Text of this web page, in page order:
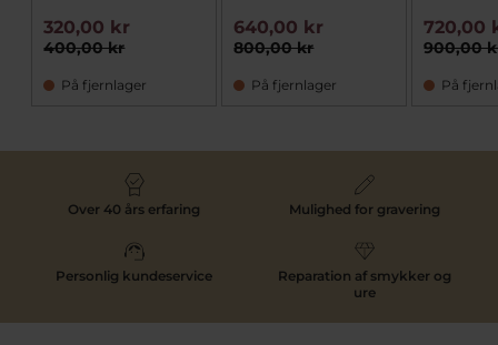
400,00 kr
320,00 kr
På fjernlager
800,00 kr
640,00 kr
På fjernlager
900,00
720,00
På
Over 40 års erfaring Mulighed for gravering
Personlig kundeservice
Reparation af smykker og
ure